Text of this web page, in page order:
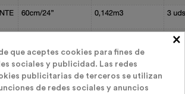
×
que aceptes cookies para fines de
sociales y publicidad. Las redes
publicitarias de terceros se utilizan
de redes sociales y anuncios